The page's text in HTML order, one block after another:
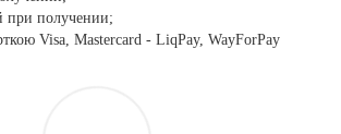
при получении;
Visa, Mastercard - LiqPay, WayForPay